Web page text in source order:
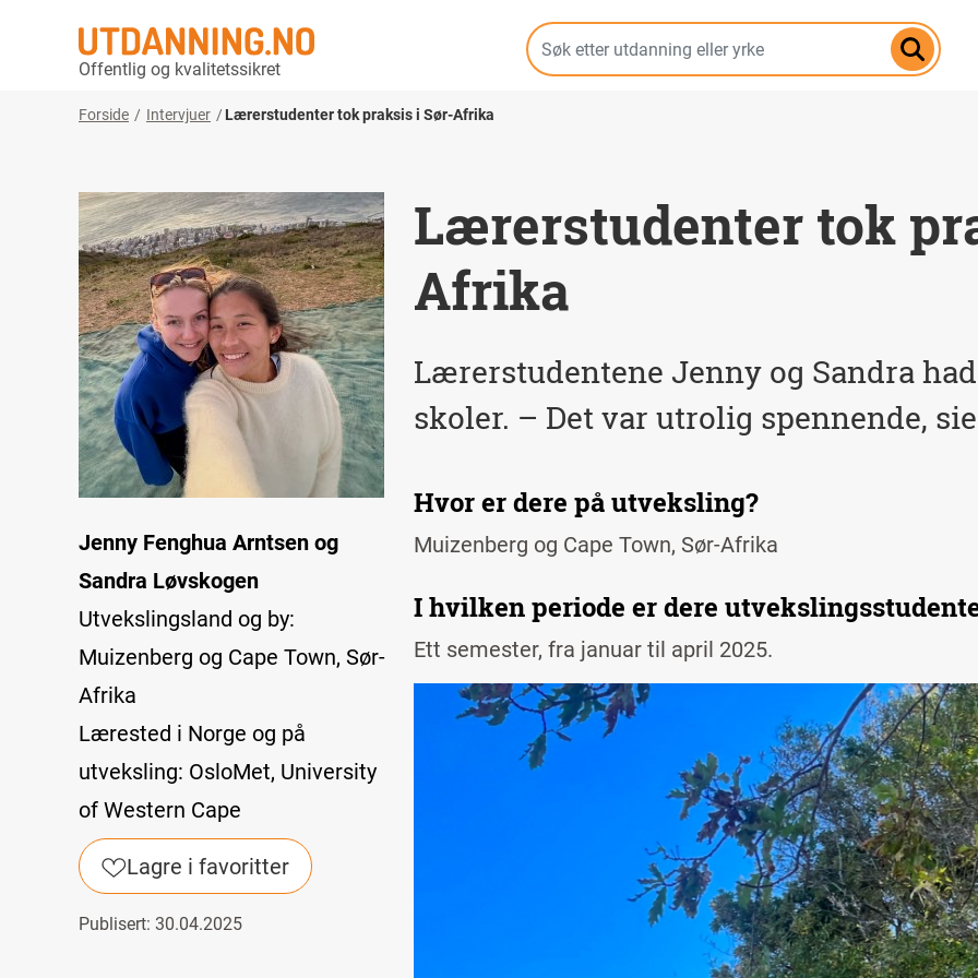
hovedinnhold
Offentlig og kvalitetssikret
Forside Intervjuer Lærerstudenter tok praksis i Sør-Afrika
Lærerstudenter tok
Afrika
Lærerstudentene Jenny og Sandra
skoler. – Det var utrolig spennende,
Jenny Fenghua Arntsen og
Sandra Løvskogen
Utvekslingsland og by:
Muizenberg og Cape Town, Sør-
Afrika
Lærested i Norge og på
utveksling: OsloMet, University
of Western Cape
Lagre i favoritter
Publisert: 30.04.2025
Hvor er dere på utveksling?
Muizenberg og Cape Town, Sør-Afrika
I hvilken periode er dere
Ett semester, fra januar til april 2025.